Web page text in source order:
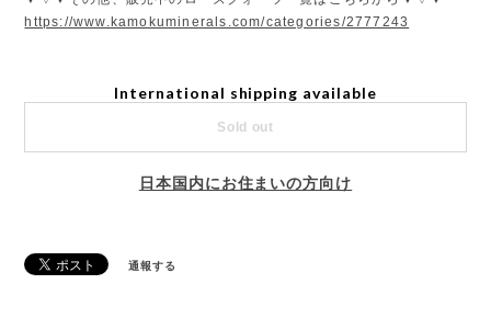
https://www.kamokuminerals.com/categories/2777243
International shipping available
Sold out
日本国内にお住まいの方向け
通報する